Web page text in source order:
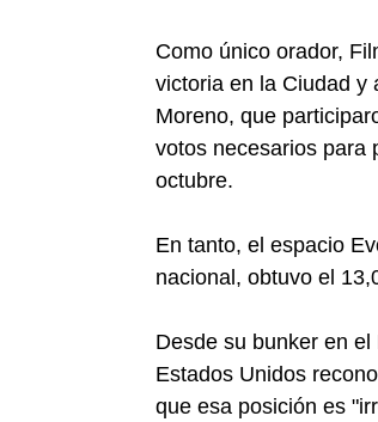
Como único orador,
victoria en la Ciudad y
Moreno, que
votos necesarios para
octubre.
En tanto, el espacio
nacional, obtuvo el
Desde su bunker en
Estados Unidos
que esa posición es